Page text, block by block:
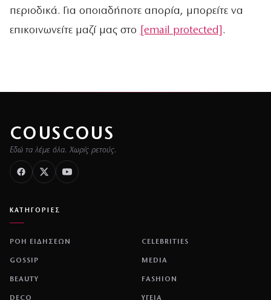
περιοδικά. Για οποιαδήποτε απορία, μπορείτε να
επικοινωνείτε μαζί μας στο
[email protected] .
COUSCOUS
Εδώ τα λέμε όλα. Χωρίς ρετούς.
ΚΑΤΗΓΟΡΙΕΣ
ΡΟΗ ΕΙΔΗΣΕΩΝ CELEBRITIES
GOSSIP MEDIA
BEAUTY FASHION
DECO ΥΓΕΙΑ